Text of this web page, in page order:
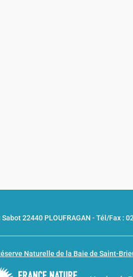
Sabot 22440 PLOUFRAGAN -Tél/Fax :
Naturelle de la Baie de Saint-